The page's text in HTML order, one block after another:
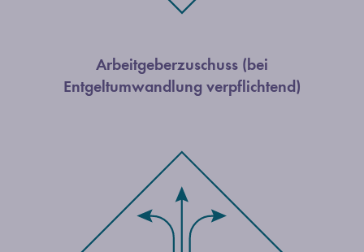
Arbeitgeberzuschuss (bei
Entgeltumwandlung verpflichtend)